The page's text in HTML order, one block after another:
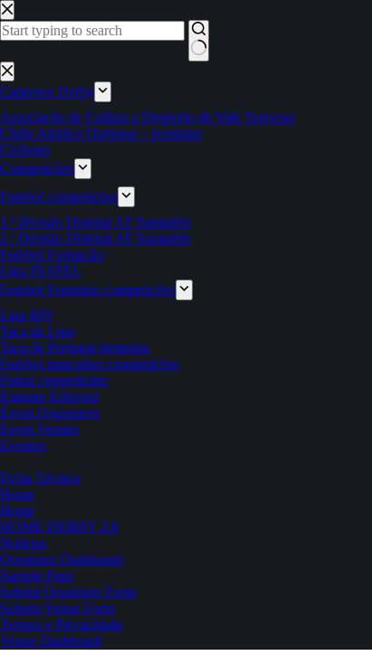
Pular
para
o
Sem
resultados
Cadernos Derby
Associação de Cultura e Desporto de Vale Travesso
Clube Atlético Ouriense – feminino
Ciclismo
Competições
Futebol competições
1.ª Divisão Distrital AF Santarém
2.ª Divisão Distrital AF Santarém
Futebol Formação
Liga INATEL
Futebol Feminino competições
Liga BPI
Taça da Liga
Taça de Portugal feminina
Futebol masculino competições
Futsal competições
Estatuto Editorial
Event Organizers
Event Venues
Eventos
Ficha Técnica
Home
Home
HOME DERBY 2.0
Notícias
Organizer Dashboard
Sample Page
Submit Organizer Form
Submit Venue Form
Termos e Privacidade
Venue Dashboard